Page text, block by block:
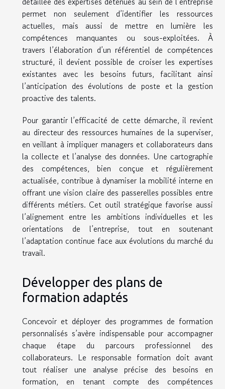
permet non seulement d’identifier les ressources
actuelles, mais aussi de mettre en lumière les
compétences manquantes ou sous-exploitées. À
travers l’élaboration d’un référentiel de compétences
structuré, il devient possible de croiser les expertises
existantes avec les besoins futurs, facilitant ainsi
l’anticipation des évolutions de poste et la gestion
proactive des talents.
Pour garantir l’efficacité de cette démarche, il revient
au directeur des ressources humaines de la superviser,
en veillant à impliquer managers et collaborateurs dans
la collecte et l’analyse des données. Une cartographie
des compétences, bien conçue et régulièrement
actualisée, contribue à dynamiser la mobilité interne en
offrant une vision claire des passerelles possibles entre
différents métiers. Cet outil stratégique favorise aussi
l’alignement entre les ambitions individuelles et les
orientations de l’entreprise, tout en soutenant
l’adaptation continue face aux évolutions du marché du
travail.
Développer des plans de
formation adaptés
Concevoir et déployer des programmes de formation
personnalisés s’avère indispensable pour accompagner
chaque étape du parcours professionnel des
collaborateurs. Le responsable formation doit avant
tout réaliser une analyse précise des besoins en
formation, en tenant compte des compétences